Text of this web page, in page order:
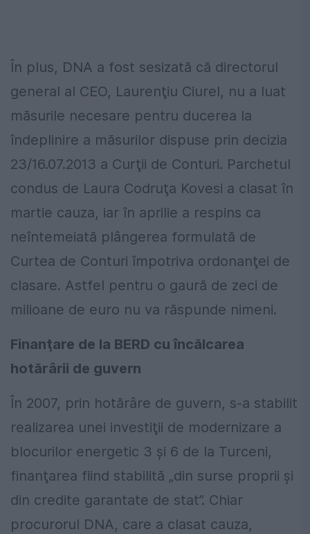
În plus, DNA a fost sesizată că directorul
general al CEO, Laurenţiu Ciurel, nu a luat
măsurile necesare pentru ducerea la
îndeplinire a măsurilor dispuse prin decizia
23/16.07.2013 a Curţii de Conturi. Parchetul
condus de Laura Codruţa Kovesi a clasat în
martie cauza, iar în aprilie a respins ca
neîntemeiată plângerea formulată de
Curtea de Conturi împotriva ordonanţei de
clasare. Astfel pentru o gaură de zeci de
milioane de euro nu va răspunde nimeni.
Finanţare de la BERD cu încălcarea
hotărârii de guvern
În 2007, prin hotărâre de guvern, s-a stabilit
realizarea unei investiţii de modernizare a
blocurilor energetic 3 şi 6 de la Turceni,
finanţarea fiind stabilită „din surse proprii şi
din credite garantate de stat”. Chiar
procurorul DNA, care a clasat cauza,